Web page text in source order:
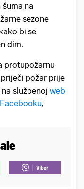
na
sezone
bi se
dim.
protupožarnu
požar prije
službenoj web
Facebooku,